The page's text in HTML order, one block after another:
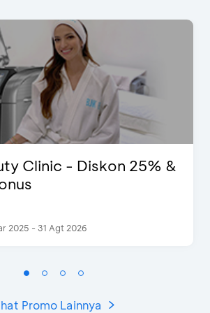
Clinic - Diskon 25% &
2025 - 31 Agt 2026
Promo Lainnya